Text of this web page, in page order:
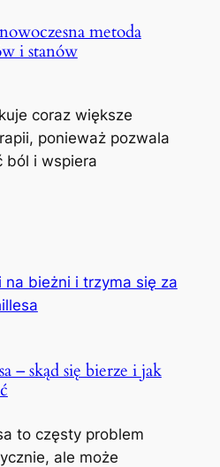
metoda
i stanów
coraz większe
ponieważ pozwala
ból i wspiera
– skąd się bierze i jak
to częsty problem
ale może